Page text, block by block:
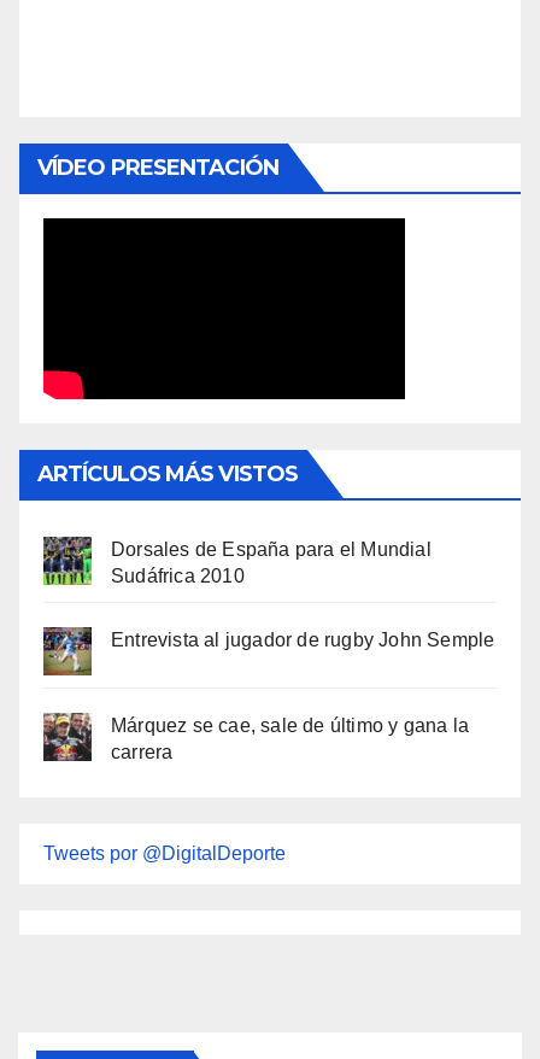
VÍDEO PRESENTACIÓN
ARTÍCULOS MÁS VISTOS
Dorsales de España para el Mundial
Sudáfrica 2010
Entrevista al jugador de rugby John Semple
Márquez se cae, sale de último y gana la
carrera
Tweets por @DigitalDeporte